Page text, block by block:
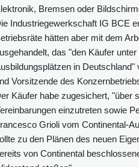
Bremsen oder
Industriegewerkschaft IG BCE
hätten aber mit dem
das "den Käufer
in
Vorsitzende des
Käufer habe zugesichert, "über
einzutreten sowie
Grioli vom Continental-
zu den Plänen des neuen
von Continental